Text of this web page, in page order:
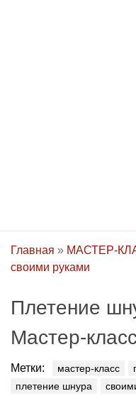
Главная » МАСТЕР-
своими руками
Плетение
Мастер-
Метки: мастер-класс
плетение шнура